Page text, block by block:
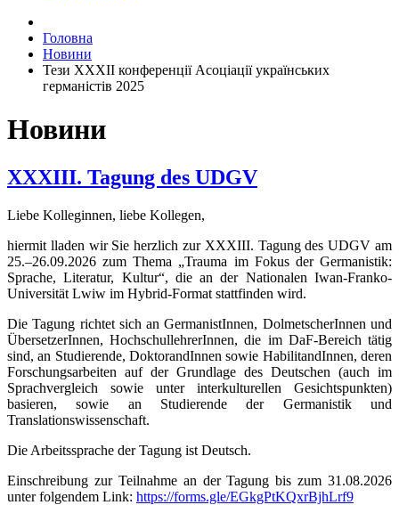
Головна
Новини
Тези XXXІІ конференції Асоціації українських
германістів 2025
Новини
XXXIII. Tagung des UDGV
Liebe Kolleginnen, liebe Kollegen,
hiermit lladen wir Sie herzlich zur XXXIII. Tagung des UDGV am
25.–26.09.2026 zum Thema „Trauma im Fokus der Germanistik:
Sprache, Literatur, Kultur“, die an der Nationalen Iwan-Franko-
Universität Lwiw im Hybrid-Format stattfinden wird.
Die Tagung richtet sich an GermanistInnen, DolmetscherInnen und
ÜbersetzerInnen, HochschullehrerInnen, die im DaF-Bereich tätig
sind, an Studierende, DoktorandInnen sowie HabilitandInnen, deren
Forschungsarbeiten auf der Grundlage des Deutschen (auch im
Sprachvergleich sowie unter interkulturellen Gesichtspunkten)
basieren, sowie an Studierende der Germanistik und
Translationswissenschaft.
Die Arbeitssprache der Tagung ist Deutsch.
Einschreibung zur Teilnahme an der Tagung bis zum 31.08.2026
unter folgendem Link: https://forms.gle/EGkgPtKQxrBjhLrf9